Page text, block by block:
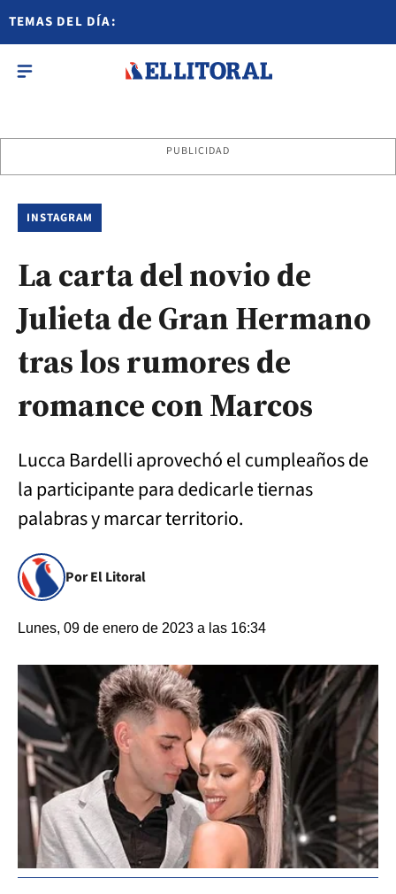
TEMAS DEL DÍA:
PUBLICIDAD
INSTAGRAM
La carta del novio de
Julieta de Gran Hermano
tras los rumores de
romance con Marcos
Lucca Bardelli aprovechó el cumpleaños de
la participante para dedicarle tiernas
palabras y marcar territorio.
Por El Litoral
Lunes, 09 de enero de 2023 a las 16:34